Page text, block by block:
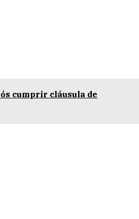
cumprir cláusula de